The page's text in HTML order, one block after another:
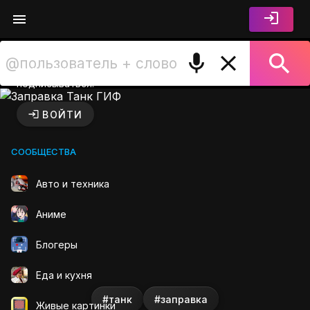
комментировать и
подписываться.
ВОЙТИ
СООБЩЕСТВА
Авто и техника
Аниме
Блогеры
Еда и кухня
Живые картинки
Заправка Танк ГИФ на
#танк #заправка